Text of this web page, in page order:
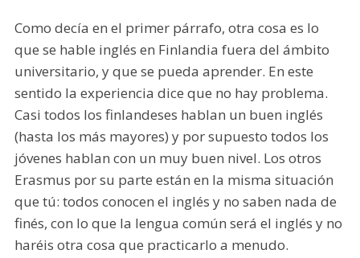
Como decía en el primer párrafo, otra cosa es lo
que se hable inglés en Finlandia fuera del ámbito
universitario, y que se pueda aprender. En este
sentido la experiencia dice que no hay problema.
Casi todos los finlandeses hablan un buen inglés
(hasta los más mayores) y por supuesto todos los
jóvenes hablan con un muy buen nivel. Los otros
Erasmus por su parte están en la misma situación
que tú: todos conocen el inglés y no saben nada de
finés, con lo que la lengua común será el inglés y no
haréis otra cosa que practicarlo a menudo.